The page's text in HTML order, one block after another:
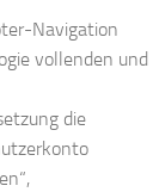
Navigation
vollenden und
die